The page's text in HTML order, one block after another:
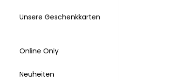
Unsere Geschenkkarten
Online Only
Neuheiten